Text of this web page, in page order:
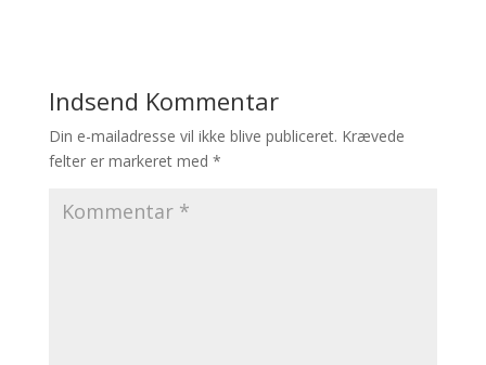
Indsend Kommentar
Din e-mailadresse vil ikke blive publiceret. Krævede
felter er markeret med *